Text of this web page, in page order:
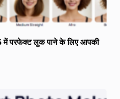
में परफेक्ट लुक पाने के लिए आपकी